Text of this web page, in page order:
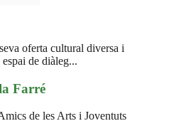
oferta cultural diversa i
de diàleg...
Farré
de les Arts i Joventuts